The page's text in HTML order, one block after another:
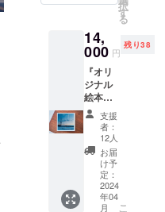
創れた
んな想
いから
カレン
ダー制
作にも
取り組
みまし
た。 仕
事の合
間に、
あるい
ティー
タイム
択
す
る
14,
000 円
残り38
『オリ
ジナル
絵本』
私たち
が描い
ている
のは、
社会人2
年目の
女性
が、仕
支援
者：
12人
お届
け予
定：
2024
年04
月
こ